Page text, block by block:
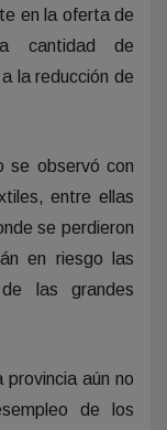
en la oferta de
cantidad de
la reducción de
se observó con
entre ellas
se perdieron
en riesgo las
las grandes
provincia aún no
de los